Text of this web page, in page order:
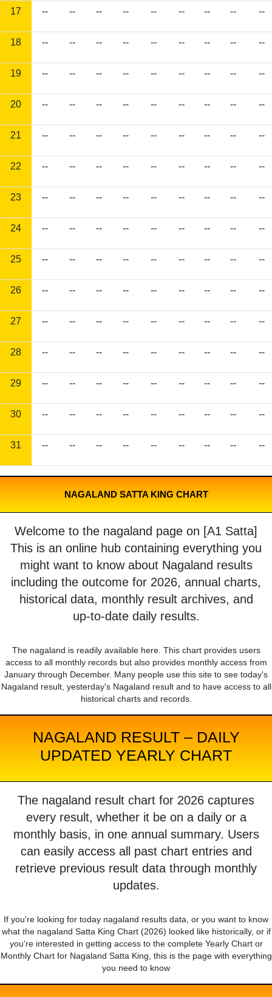
17 -- -- -- -- -- -- -- -- --
18 -- -- -- -- -- -- -- -- --
19 -- -- -- -- -- -- -- -- --
20 -- -- -- -- -- -- -- -- --
21 -- -- -- -- -- -- -- -- --
22 -- -- -- -- -- -- -- -- --
23 -- -- -- -- -- -- -- -- --
24 -- -- -- -- -- -- -- -- --
25 -- -- -- -- -- -- -- -- --
26 -- -- -- -- -- -- -- -- --
27 -- -- -- -- -- -- -- -- --
28 -- -- -- -- -- -- -- -- --
29 -- -- -- -- -- -- -- -- --
30 -- -- -- -- -- -- -- -- --
31 -- -- -- -- -- -- -- -- --
NAGALAND SATTA KING CHART
Welcome to the nagaland page on [A1 Satta]
This is an online hub containing everything you
might want to know about Nagaland results
including the outcome for 2026, annual charts,
historical data, monthly result archives, and
up-to-date daily results.
The nagaland is readily available here. This chart provides users
access to all monthly records but also provides monthly access from
January through December. Many people use this site to see today's
Nagaland result, yesterday's Nagaland result and to have access to all
historical charts and records.
NAGALAND RESULT – DAILY
UPDATED YEARLY CHART
The nagaland result chart for 2026 captures
every result, whether it be on a daily or a
monthly basis, in one annual summary. Users
can easily access all past chart entries and
retrieve previous result data through monthly
updates.
If you're looking for today nagaland results data, or you want to know
what the nagaland Satta King Chart (2026) looked like historically, or if
you're interested in getting access to the complete Yearly Chart or
Monthly Chart for Nagaland Satta King, this is the page with everything
you need to know